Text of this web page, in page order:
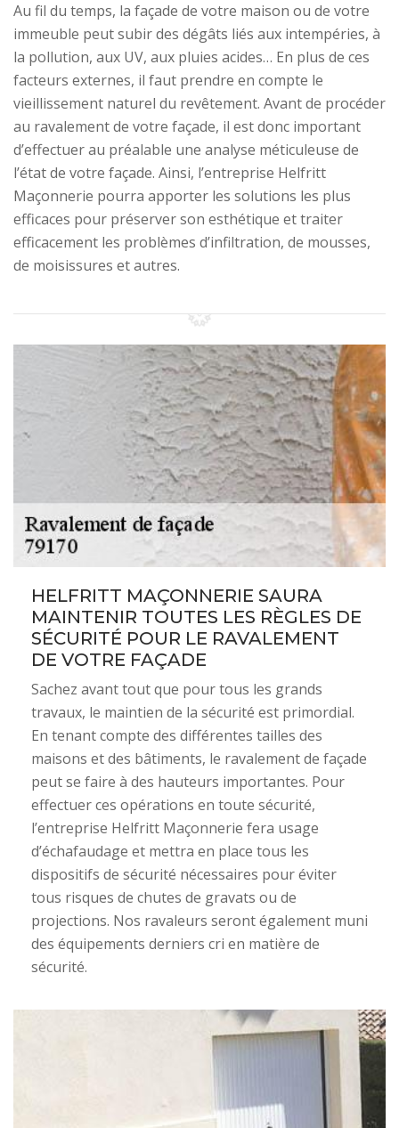
Au fil du temps, la façade de votre maison ou de votre
immeuble peut subir des dégâts liés aux intempéries, à
la pollution, aux UV, aux pluies acides… En plus de ces
facteurs externes, il faut prendre en compte le
vieillissement naturel du revêtement. Avant de procéder
au ravalement de votre façade, il est donc important
d’effectuer au préalable une analyse méticuleuse de
l’état de votre façade. Ainsi, l’entreprise Helfritt
Maçonnerie pourra apporter les solutions les plus
efficaces pour préserver son esthétique et traiter
efficacement les problèmes d’infiltration, de mousses,
de moisissures et autres.
HELFRITT MAÇONNERIE SAURA
MAINTENIR TOUTES LES RÈGLES DE
SÉCURITÉ POUR LE RAVALEMENT
DE VOTRE FAÇADE
Sachez avant tout que pour tous les grands
travaux, le maintien de la sécurité est primordial.
En tenant compte des différentes tailles des
maisons et des bâtiments, le ravalement de façade
peut se faire à des hauteurs importantes. Pour
effectuer ces opérations en toute sécurité,
l’entreprise Helfritt Maçonnerie fera usage
d’échafaudage et mettra en place tous les
dispositifs de sécurité nécessaires pour éviter
tous risques de chutes de gravats ou de
projections. Nos ravaleurs seront également muni
des équipements derniers cri en matière de
sécurité.